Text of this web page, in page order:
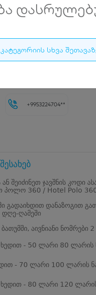
სხვა
360 • HOTEL
აივნიანი ნომრები
ხედით
+9953224704**
შეიძინეთ ჯავშნის კოდი
პოლო 360 / Hotel Polo
გადაიხდით დანაზოგით
დღე-ღამეში
აივნიანი ნომრები
ხედით - 50 ლარი 80 ლარის
- 70 ლარი 100 ლარის
ხედით - 80 ლარი 120